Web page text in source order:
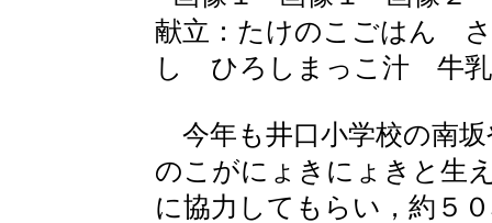
献立：たけのこごはん
し ひろしまっこ汁 牛乳
今年も井口小学校の南
のこがにょきにょきと生
に協力してもらい，約５